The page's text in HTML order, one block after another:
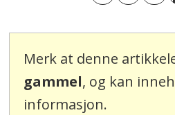
Merk at denne
gammel, og kan
informasjon.